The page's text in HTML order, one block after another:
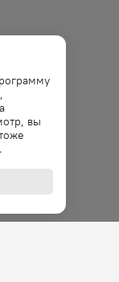
вы